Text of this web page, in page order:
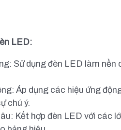
LED:
Sử dụng đèn LED làm
Áp dụng các hiệu ứng
chú ý.
Kết hợp đèn LED với các